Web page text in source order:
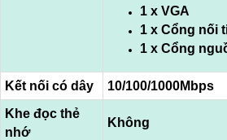
1 x VGA
1 x Cổng nối
1 x Cổng
Kết nối có dây
10/100/1000Mbps
Khe đọc thẻ
nhớ
Không